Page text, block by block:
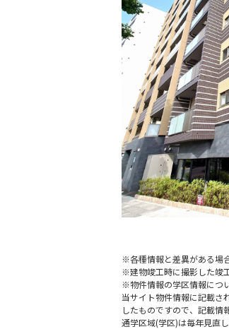
※各種情報と差異がある場
※建物竣工時に撮影した竣
※物件情報の学区情報につ
当サイト物件情報に記載さ
したものですので、記載情
通学区域(学区)は毎年見直